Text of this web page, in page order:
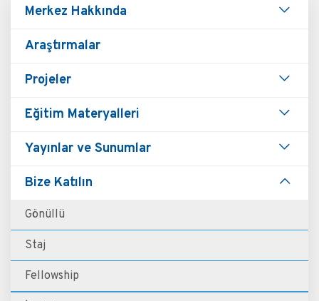
Main
navigation
Merkez Hakkında
Araştırmalar
Projeler
Eğitim Materyalleri
Yayınlar ve Sunumlar
Bize Katılın
Gönüllü
Staj
Fellowship